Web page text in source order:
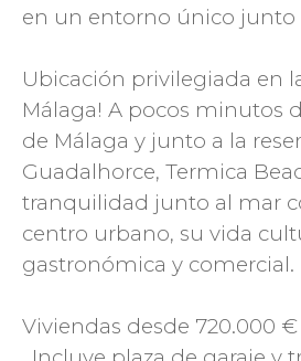
en un entorno único junto
Ubicación privilegiada en
Málaga! A pocos minutos
de Málaga y junto a la
Guadalhorce, Termica
tranquilidad junto al mar
centro urbano, su vida
gastronómica y comercial.
Viviendas desde 720.000 €